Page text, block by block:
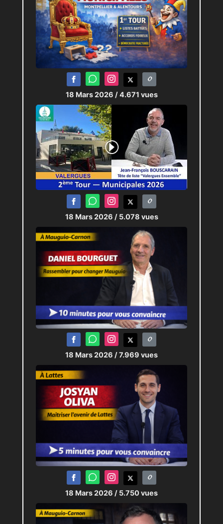
18 Mars 2026 / 4.671 vues
18 Mars 2026 / 5.078 vues
18 Mars 2026 / 7.969 vues
18 Mars 2026 / 5.750 vues